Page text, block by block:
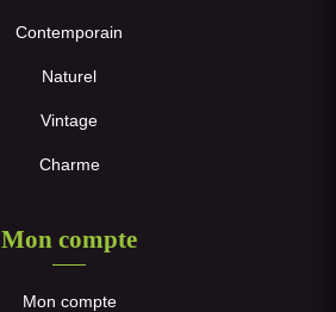
Contemporain
Naturel
Vintage
Charme
Mon compte
Mon compte